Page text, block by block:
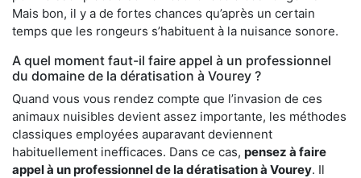
Mais bon, il y a de fortes chances qu’après un certain
temps que les rongeurs s’habituent à la nuisance sonore.
A quel moment faut-il faire appel à un professionnel
du domaine de la dératisation à Vourey ?
Quand vous vous rendez compte que l’invasion de ces
animaux nuisibles devient assez importante, les méthodes
classiques employées auparavant deviennent
habituellement inefficaces. Dans ce cas, pensez à faire
appel à un professionnel de la dératisation à Vourey. Il